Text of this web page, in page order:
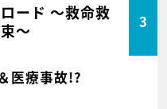
ード ～救命救
～
3
医療事故!?